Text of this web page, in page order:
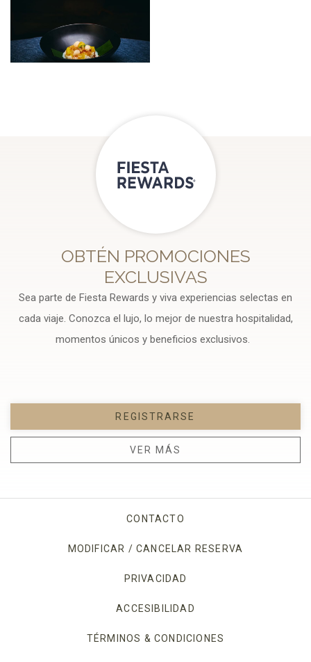
OBTÉN PROMOCIONES
EXCLUSIVAS
Sea parte de Fiesta Rewards y viva experiencias selectas en
cada viaje. Conozca el lujo, lo mejor de nuestra hospitalidad,
momentos únicos y beneficios exclusivos.
REGISTRARSE
VER MÁS
CONTACTO
MODIFICAR / CANCELAR RESERVA
PRIVACIDAD
ACCESIBILIDAD
TÉRMINOS & CONDICIONES